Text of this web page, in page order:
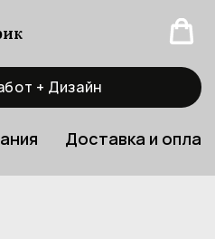
+ Дизайн
Доставка и